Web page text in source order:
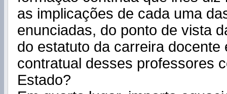
as implicações de cada uma
enunciadas, do ponto de vista
do estatuto da carreira docente
contratual desses professores
Estado?